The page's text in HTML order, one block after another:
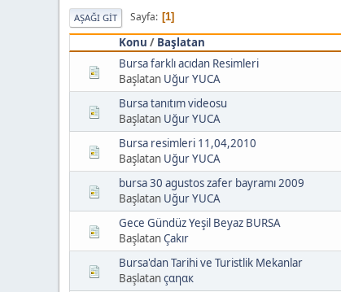
AŞAĞI GIT Sayfa 1
Konu / Başlatan
Bursa farklı acıdan Resimleri
Başlatan Uğur YUCA
Bursa tanıtım videosu
Başlatan Uğur YUCA
Bursa resimleri 11,04,2010
Başlatan Uğur YUCA
bursa 30 agustos zafer bayramı 2009
Başlatan Uğur YUCA
Gece Gündüz Yeşil Beyaz BURSA
BaşlatanÇakır
Bursa'dan Tarihi ve Turistlik Mekanlar
Başlatançαηαк